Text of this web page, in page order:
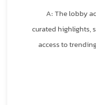
A: The lobby
curated highlights,
access to